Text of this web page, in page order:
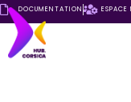
DOCUMENTATION ESPACE